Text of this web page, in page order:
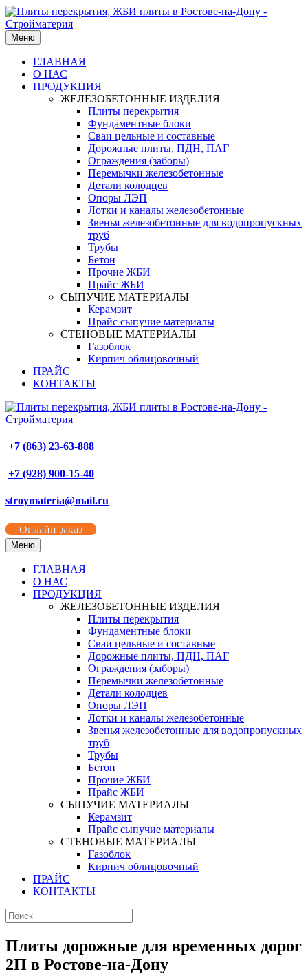
Меню
ГЛАВНАЯ
О НАС
ПРОДУКЦИЯ
ЖЕЛЕЗОБЕТОННЫЕ ИЗДЕЛИЯ
Плиты перекрытия
Фундаментные блоки
Сваи цельные и составные
Дорожные плиты, ПДН, ПАГ
Ограждения (заборы)
Перемычки железобетонные
Детали колодцев
Опоры ЛЭП
Лотки и каналы железобетонные
Звенья железобетонные для водопропускных
труб
Трубы
Бетон
Прочие ЖБИ
Прайс ЖБИ
СЫПУЧИЕ МАТЕРИАЛЫ
Керамзит
Прайс сыпучие материалы
СТЕНОВЫЕ МАТЕРИАЛЫ
Газоблок
Кирпич облицовочный
ПРАЙС
КОНТАКТЫ
+7 (863) 23-63-888
+7 (928) 900-15-40
stroymateria@mail.ru
Онлайн заказ
Меню
ГЛАВНАЯ
О НАС
ПРОДУКЦИЯ
ЖЕЛЕЗОБЕТОННЫЕ ИЗДЕЛИЯ
Плиты перекрытия
Фундаментные блоки
Сваи цельные и составные
Дорожные плиты, ПДН, ПАГ
Ограждения (заборы)
Перемычки железобетонные
Детали колодцев
Опоры ЛЭП
Лотки и каналы железобетонные
Звенья железобетонные для водопропускных
труб
Трубы
Бетон
Прочие ЖБИ
Прайс ЖБИ
СЫПУЧИЕ МАТЕРИАЛЫ
Керамзит
Прайс сыпучие материалы
СТЕНОВЫЕ МАТЕРИАЛЫ
Газоблок
Кирпич облицовочный
ПРАЙС
КОНТАКТЫ
Плиты дорожные для временных дорог
2П в Ростове-на-Дону